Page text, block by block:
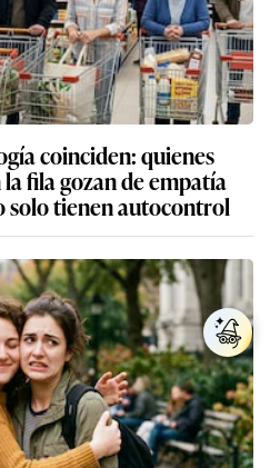
coinciden: quienes
fila gozan de empatía
solo tienen autocontrol